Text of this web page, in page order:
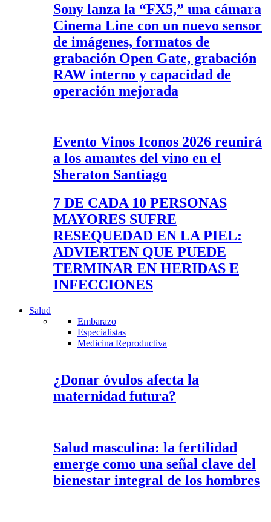
Sony lanza la “FX5,” una cámara
Cinema Line con un nuevo sensor
de imágenes, formatos de
grabación Open Gate, grabación
RAW interno y capacidad de
operación mejorada
Evento Vinos Iconos 2026 reunirá
a los amantes del vino en el
Sheraton Santiago
7 DE CADA 10 PERSONAS
MAYORES SUFRE
RESEQUEDAD EN LA PIEL:
ADVIERTEN QUE PUEDE
TERMINAR EN HERIDAS E
INFECCIONES
Salud
Embarazo
Especialistas
Medicina Reproductiva
¿Donar óvulos afecta la
maternidad futura?
Salud masculina: la fertilidad
emerge como una señal clave del
bienestar integral de los hombres